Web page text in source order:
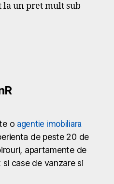
un pret mult sub
o agentie imobiliara
de peste 20 de
apartamente de
case de vanzare si